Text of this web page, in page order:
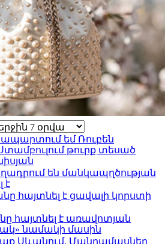
եմ Ռուբեն
թուրք տեսած
են մանկապղծության
է
հայտնել է ցավալի կորստի
հայտնել է առավոտյան
նամակի մասին
Սևանում. Մանրամասներ